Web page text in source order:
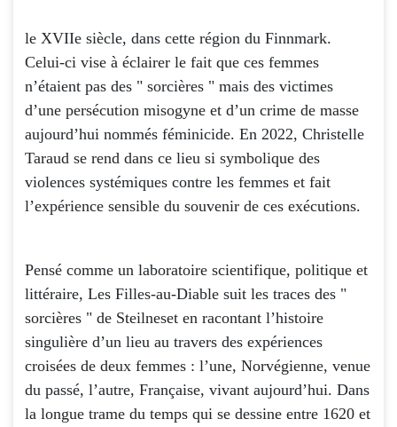
le XVIIe siècle, dans cette région du Finnmark.
Celui-ci vise à éclairer le fait que ces femmes
n’étaient pas des " sorcières " mais des victimes
d’une persécution misogyne et d’un crime de masse
aujourd’hui nommés féminicide. En 2022, Christelle
Taraud se rend dans ce lieu si symbolique des
violences systémiques contre les femmes et fait
l’expérience sensible du souvenir de ces exécutions.
Pensé comme un laboratoire scientifique, politique et
littéraire, Les Filles-au-Diable suit les traces des "
sorcières " de Steilneset en racontant l’histoire
singulière d’un lieu au travers des expériences
croisées de deux femmes : l’une, Norvégienne, venue
du passé, l’autre, Française, vivant aujourd’hui. Dans
la longue trame du temps qui se dessine entre 1620 et